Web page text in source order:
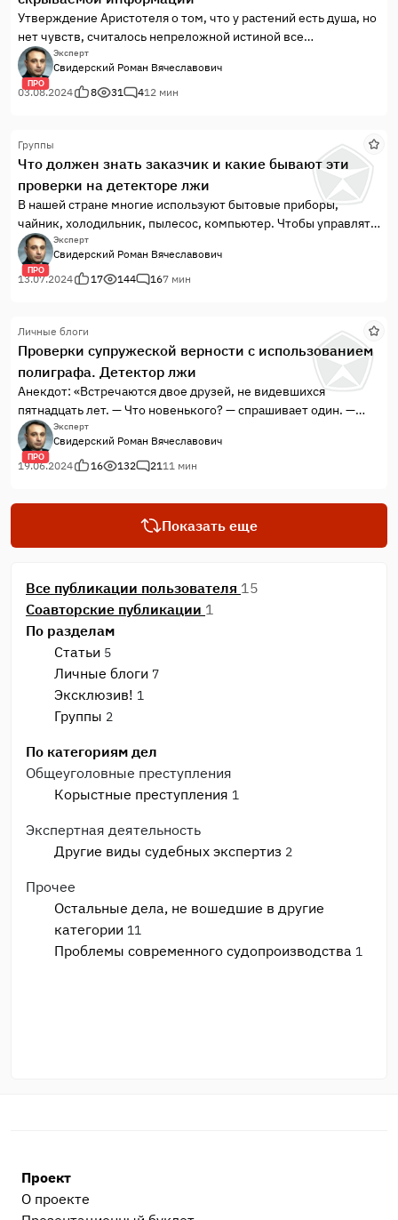
привлекающие специалиста к исследованию с
использованием полиграфа часто не владеют достоверной
информацией о проводимых проверках и верят тому, что
скажут им знакомые или человек, называемый себя
полиграфологом. А некоторые верят шарлатанам,
называющих себя авторитетными экспертами-
полиграф? Полиграф (в обиходе — детектор лжи) – это
многоканальный медико-биологический прибор,
позволяющий посредством специальных датчиков контрол
Утверждение Аристотеля о том, что у растений есть душа, но
нет чувств, считалось непреложной истиной все
средневековье вплоть до восемнадцатого века, когда Карл
фон Линней, отец современной ботаники, объявил, что
растения отличаются от людей и животных лишь своей
ПРО
Эксперт
Свидерский Роман Вячеславович
03.08.2024
8 31 412 мин
Группы
Что должен знать заказчик и какие бывают эти
проверки на детекторе лжи
В нашей стране многие используют бытовые приборы,
чайник, холодильник, пылесос, компьютер. Чтобы управлять
автомашиной – нужно получить права, обучившись и сдав
экзамены. Полиграф – это техническое средство, которое
вы можете купить свободно как любое устройство,
ПРО
Эксперт
Свидерский Роман Вячеславович
13.07.2024
17 144 167 мин
Личные блоги
Проверки супружеской верности с использованием
полиграфа. Детектор лжи
Анекдот: «Встречаются двое друзей, не видевшихся
пятнадцать лет. — Что новенького? — спрашивает один. —
Мне изменяет жена… — Ты не понял. Я спросил: что
новенького?» Посмотрев международную статистику, мы
увидим, что изменяют друг другу 90% супругов. Можно
ПРО
Эксперт
Свидерский Роман Вячеславович
19.06.2024
16 132 21 11 мин
Показать еще
Все публикации пользователя 15
Соавторские публикации 1
По разделам
Статьи 5
Личные блоги 7
Эксклюзив! 1
Группы 2
По категориям дел
Общеуголовные преступления
Корыстные преступления 1
Экспертная деятельность
Другие виды судебных экспертиз 2
Прочее
Остальные дела, не вошедшие в другие
категории 11
Проблемы современного судопроизводства 1
Проект
О проекте